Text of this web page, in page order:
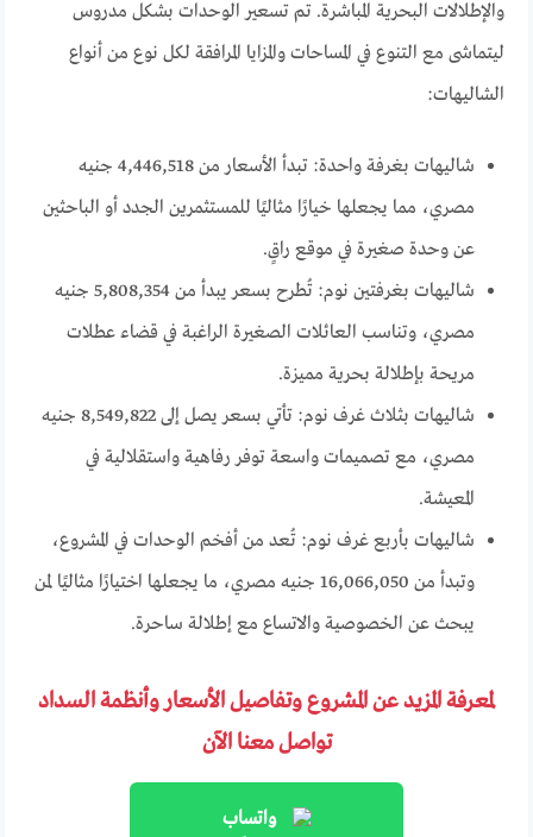
والإطلالات البحرية المباشرة. تم تسعير الوحدات بشكل مدروس
ليتماشى مع التنوع في المساحات والمزايا المرافقة لكل نوع من أنواع
الشاليهات:
شاليهات بغرفة واحدة: تبدأ الأسعار من 4,446,518 جنيه
مصري، مما يجعلها خيارًا مثاليًا للمستثمرين الجدد أو الباحثين
عن وحدة صغيرة في موقع راقٍ.
شاليهات بغرفتين نوم: تُطرح بسعر يبدأ من 5,808,354 جنيه
مصري، وتناسب العائلات الصغيرة الراغبة في قضاء عطلات
مريحة بإطلالة بحرية مميزة.
شاليهات بثلاث غرف نوم: تأتي بسعر يصل إلى 8,549,822 جنيه
مصري، مع تصميمات واسعة توفر رفاهية واستقلالية في
المعيشة.
شاليهات بأربع غرف نوم: تُعد من أفخم الوحدات في المشروع،
وتبدأ من 16,066,050 جنيه مصري، ما يجعلها اختيارًا مثاليًا لمن
يبحث عن الخصوصية والاتساع مع إطلالة ساحرة.
لمعرفة المزيد عن المشروع وتفاصيل الأسعار وأنظمة السداد
تواصل معنا الآن
واتساب